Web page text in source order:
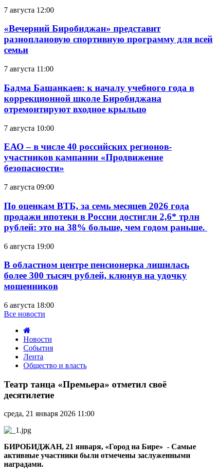
7 августа 12:00
«Вечерний Биробиджан» представит
разноплановую спортивную программу для всей
семьи
7 августа 11:00
Бадма Башанкаев: к началу учебного года в
коррекционной школе Биробиджана
отремонтируют входное крыльцо
7 августа 10:00
ЕАО – в числе 40 российских регионов-
участников кампании «Продвижение
безопасности»
7 августа 09:00
По оценкам ВТБ, за семь месяцев 2026 года
продажи ипотеки в России достигли 2,6* трлн
рублей: это на 38% больше, чем годом раньше.
6 августа 19:00
В областном центре пенсионерка лишилась
более 300 тысяч рублей, клюнув на удочку
мошенников
6 августа 18:00
Все новости
Новости
События
Лента
Общество и власть
танца
«Премьера»
отметил
десятилетие
Театр танца «Премьера» отметил своё
десятилетие
среда, 21 января 2026 11:00
БИРОБИДЖАН, 21 января, «Город на Бире» - Самые
активные участники были отмечены заслуженными
наградами.